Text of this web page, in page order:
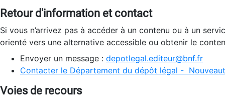
Retour d'information et contact
Si vous n’arrivez pas à accéder à un contenu ou à un
orienté vers une alternative accessible ou obtenir le
Envoyer un message : depotlegal.editeur@bnf.fr
Contacter le Département du dépôt légal -
Voies de recours